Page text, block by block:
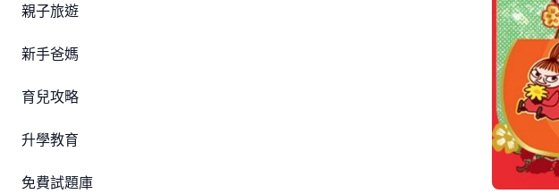
親子旅遊
新手爸媽
育兒攻略
升學教育
免費試題庫